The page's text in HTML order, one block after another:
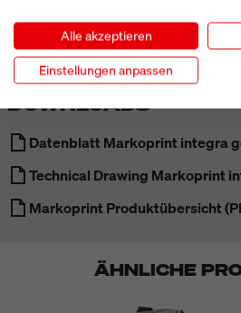
MEHR
DOWNLOADS
Datenblatt Markoprint integra
Technical Drawing Markoprint
Markoprint Produktübersicht
ÄHNLICHE
Alle akzeptieren
Einstellungen anpassen